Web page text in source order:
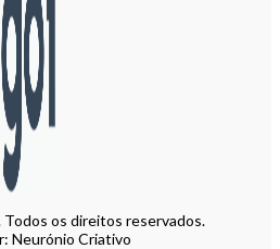
os direitos reservados.
Neurónio Criativo